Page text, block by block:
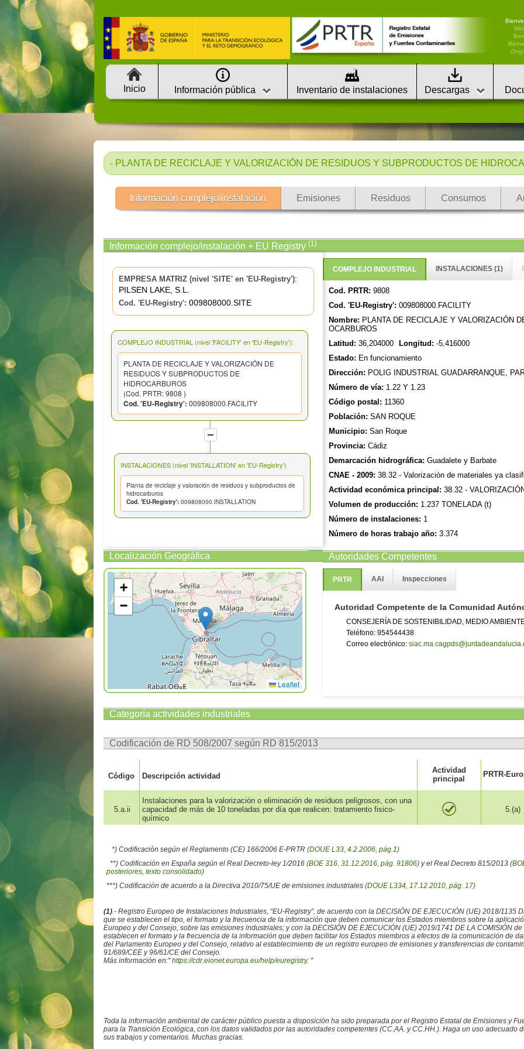
Inicio Información pública Inventario de instalaciones Descargas
- PLANTA DE RECICLAJE Y VALORIZACIÓN DE RESIDUOS Y SUBPRODUCTOS DE
Información complejo/instalación Emisiones Residuos Consumos
Información complejo/instalación + EU Registry (1)
EMPRESA MATRIZ (nivel 'SITE' en 'EU-Registry'):
PILSEN LAKE, S.L.
Cod. 'EU-Registry': 009808000.SITE
COMPLEJO INDUSTRIAL (nivel 'FACILITY' en 'EU-Registry'):
PLANTA DE RECICLAJE Y VALORIZACIÓN DE
RESIDUOS Y SUBPRODUCTOS DE
HIDROCARBUROS
(Cod. PRTR: 9808 )
Cod. 'EU-Registry': 009808000.FACILITY
INSTALACIONES (nivel 'INSTALLATION' en 'EU-Registry')
Planta de reciclaje y valoración de residuos y subproductos de
hidrocarburos
Cod. 'EU-Registry':009808000.INSTALLATION
Localización Geográfica
+
−
Leaflet
COMPLEJO INDUSTRIAL INSTALACIONES (1)
Cod. PRTR: 9808
Cod. 'EU-Registry': 009808000.FACILITY
Nombre: PLANTA DE RECICLAJE Y VALORIZACIÓN
OCARBUROS
Latitud: 36,204000 Longitud: -5,416000
Estado: En funcionamiento
Dirección: POLIG INDUSTRIAL GUADARRANQUE,
Número de vía: 1.22 Y 1.23
Código postal: 11360
Población: SAN ROQUE
Municipio: San Roque
Provincia: Cádiz
Demarcación hidrográfica: Guadalete y Barbate
CNAE - 2009: 38.32 - Valorización de materiales ya
Actividad económica principal: 38.32 -
Volumen de producción: 1.237 TONELADA (t)
Número de instalaciones: 1
Número de horas trabajo año: 3.374
Número de empleados:8
Número de procesos o líneas de producción
La dirección web ha sido proporcionada por el complejo. PRTR-
y actualización de dicha dirección web.
Autoridades Competentes
PRTR AAI Inspecciones
Autoridad Competente de la Comunidad
CONSEJERÍA DE SOSTENIBILIDAD, MEDIO
Teléfono: 954544438
Correo electrónico:
Categoría actividades industriales
Codificación de RD 508/2007 según RD 815/2013
Código Descripción actividad
Actividad
principal
PRTR-
5.a.ii
Instalaciones para la valorización o eliminación de residuos peligrosos, con una
capacidad de más de 10 toneladas por día que realicen: tratamiento fisico-
químico
5.(a)
*) Codificación según el Reglamento (CE) 166/2006 E-PRTR (DOUE L33, 4.2.2006, pág.1)
**) Codificación en España según el Real Decreto-ley 1/2016 (BOE 316, 31.12.2016, pág. 91806)y el Real Decreto 815/2013
posteriores, texto consolidado)
***) Codificación de acuerdo a la Directiva 2010/75/UE de emisiones industriales (DOUE L334, 17.12.2010, pág. 17)
(1).- Registro Europeo de Instalaciones Industriales, “EU-Registry”, de acuerdo con la DECISIÓN DE EJECUCIÓN (UE) 2018/1135
que se establecen el tipo, el formato y la frecuencia de la información que deben comunicar los Estados miembros sobre la
Europeo y del Consejo, sobre las emisiones industriales; y con la DECISIÓN DE EJECUCIÓN (UE) 2019/1741 DE LA COMISIÓN
establecen el formato y la frecuencia de la información que deben facilitar los Estados miembros a efectos de la comunicación de
del Parlamento Europeo y del Consejo, relativo al establecimiento de un registro europeo de emisiones y transferencias de
91/689/CEE y 96/61/CE del Consejo.
Más información en:"https://cdr.eionet.europa.eu/help/euregistry. "
Toda la información ambiental de carácter público puesta a disposición ha sido preparada por el Registro Estatal de Emisiones y
para la Transición Ecológica, con los datos validados por las autoridades competentes (CC.AA. y CC.HH.). Haga un uso adecuado
sus trabajos y comentarios. Muchas gracias.